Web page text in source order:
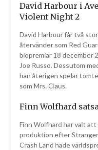
David Harbour i
Violent Night 2
David Harbour får två
återvänder som Red
biopremiär 18 december
Joe Russo. Dessutom
han återigen spelar
som Mrs. Claus.
Finn Wolfhard
Finn Wolfhard har valt
produktion efter
Crash Land hade